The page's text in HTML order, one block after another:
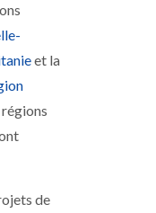
et la
régions
de